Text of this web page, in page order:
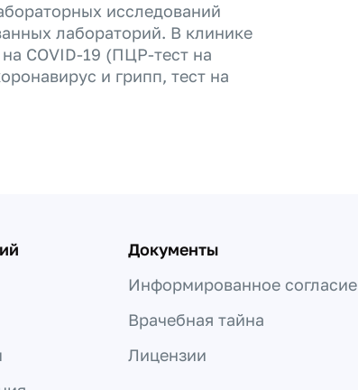
исследований
лабораторий. В клинике
COVID-19 (ПЦР-тест на
и грипп, тест на
Документы
Информированное согласие
Врачебная тайна
Лицензии